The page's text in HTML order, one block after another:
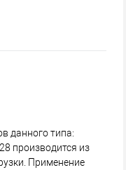
данного типа:
производится из
Применение